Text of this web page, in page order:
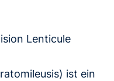
Lenticule
ist ein